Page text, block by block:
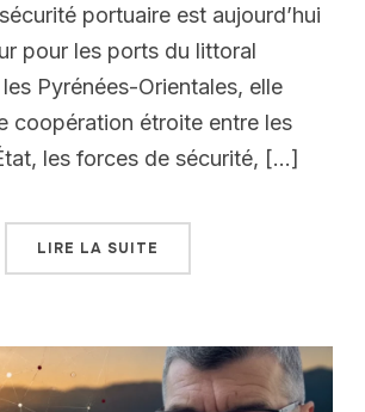
portuaire est aujourd’hui
pour les ports du littoral
Pyrénées-Orientales, elle
coopération étroite entre les
les forces de sécurité, […]
LIRE LA SUITE